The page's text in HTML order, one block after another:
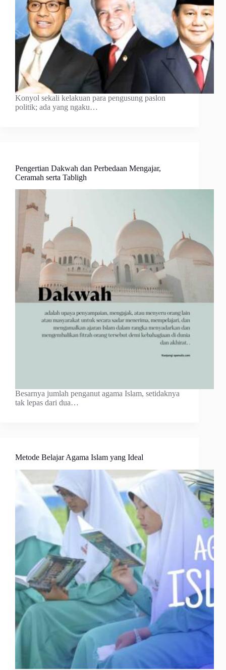
Konyol sekali kelakuan para pengusung paslon
politik; ada yang ngaku…
Pengertian Dakwah dan Perbedaan Mengajar,
Ceramah serta Tabligh
Besarnya jumlah penganut agama Islam, setidaknya
tak lepas dari dua…
Metode Belajar Agama Islam yang Ideal